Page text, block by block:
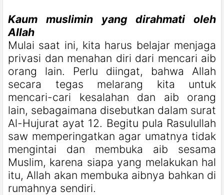
Kaum muslimin yang dirahmati oleh
Allah
Mulai saat ini, kita harus belajar menjaga
privasi dan menahan diri dari mencari aib
orang lain. Perlu diingat, bahwa Allah
secara tegas melarang kita untuk
mencari-cari kesalahan dan aib orang
lain, sebagaimana disebutkan dalam surat
Al-Hujurat ayat 12. Begitu pula Rasulullah
saw memperingatkan agar umatnya tidak
mengintai dan membuka aib sesama
Muslim, karena siapa yang melakukan hal
itu, Allah akan membuka aibnya bahkan di
rumahnya sendiri.